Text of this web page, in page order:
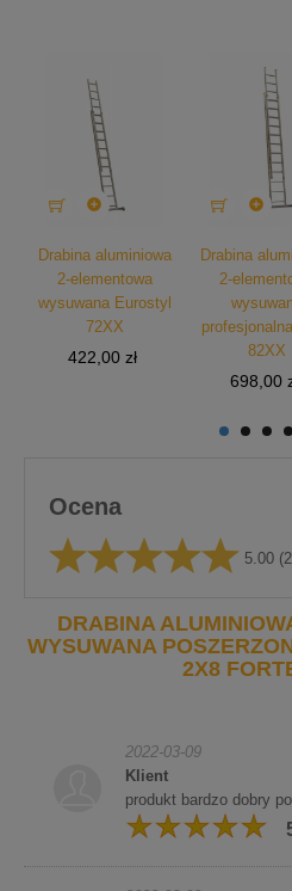

Drabina aluminiowa
2-elementowa
wysuwana Eurostyl
72XX
Cena
422,00 zł

Drabina
2-
82XX
Cena
698,00
Ocena
5.00
DRABINA
WYSUWANA
2X8
2022-03-09
Klient
produkt bardzo dobry